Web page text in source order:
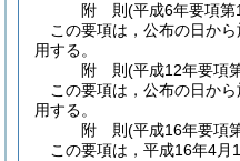
附 則(平成6年要項第
この要項は，公布の日か
用する。
附 則(平成12年要項
この要項は，公布の日か
用する。
附 則(平成16年要項
この要項は，平成16年4月